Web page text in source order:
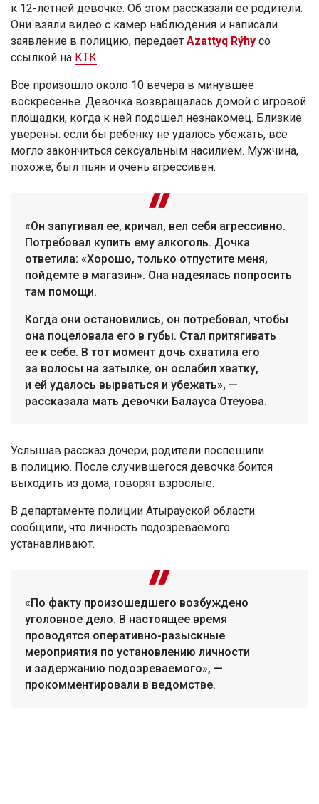
к 12-летней девочке. Об этом рассказали ее родители.
Они взяли видео с камер наблюдения и написали
заявление в полицию, передает Azattyq Rýhy со
ссылкой на КТК.
Все произошло около 10 вечера в минувшее
воскресенье. Девочка возвращалась домой с игровой
площадки, когда к ней подошел незнакомец. Близкие
уверены: если бы ребенку не удалось убежать, все
могло закончиться сексуальным насилием. Мужчина,
похоже, был пьян и очень агрессивен.
«Он запугивал ее, кричал, вел себя агрессивно.
Потребовал купить ему алкоголь. Дочка
ответила: «Хорошо, только отпустите меня,
пойдемте в магазин». Она надеялась попросить
там помощи.
Когда они остановились, он потребовал, чтобы
она поцеловала его в губы. Стал притягивать
ее к себе. В тот момент дочь схватила его
за волосы на затылке, он ослабил хватку,
и ей удалось вырваться и убежать», —
рассказала мать девочки Балауса Отеуова.
Услышав рассказ дочери, родители поспешили
в полицию. После случившегося девочка боится
выходить из дома, говорят взрослые.
В департаменте полиции Атырауской области
сообщили, что личность подозреваемого
устанавливают.
«По факту произошедшего возбуждено
уголовное дело. В настоящее время
проводятся оперативно-разыскные
мероприятия по установлению личности
и задержанию подозреваемого», —
прокомментировали в ведомстве.